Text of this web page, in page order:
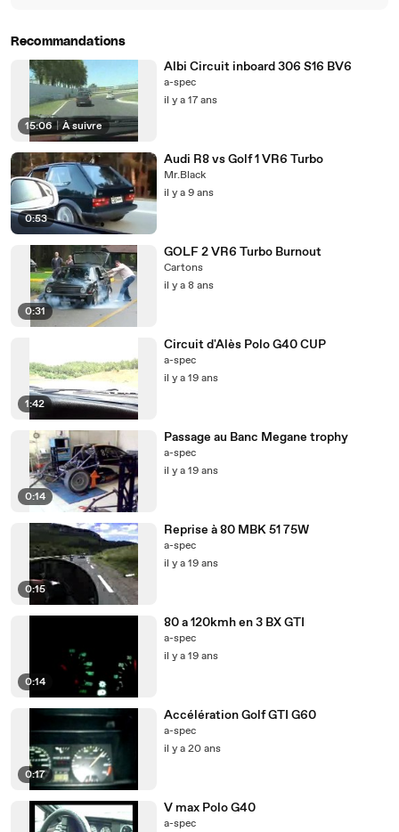
Recommandations
15:06 | À suivre
Albi Circuit inboard 306 S16 BV6
a-spec
il y a 17 ans
0:53
Audi R8 vs Golf 1 VR6 Turbo
Mr.Black
il y a 9 ans
0:31
GOLF 2 VR6 Turbo Burnout
Cartons
il y a 8 ans
1:42
Circuit d'Alès Polo G40 CUP
a-spec
il y a 19 ans
0:14
Passage au Banc Megane trophy
a-spec
il y a 19 ans
0:15
Reprise à 80 MBK 51 75W
a-spec
il y a 19 ans
0:14
80 a 120kmh en 3 BX GTI
a-spec
il y a 19 ans
0:17
Accélération Golf GTI G60
a-spec
il y a 20 ans
V max Polo G40
a-spec